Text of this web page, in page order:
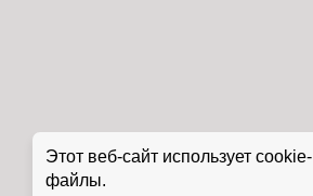
Этот веб-сайт использует cookie-
файлы.